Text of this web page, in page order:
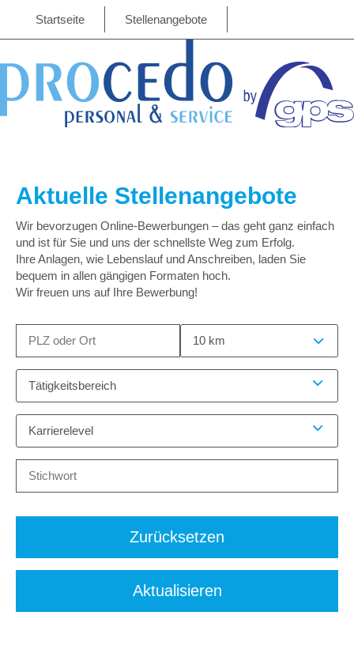
Startseite Stellenangebote
Aktuelle Stellenangebote
Wir bevorzugen Online-Bewerbungen – das geht ganz einfach
und ist für Sie und uns der schnellste Weg zum Erfolg.
Ihre Anlagen, wie Lebenslauf und Anschreiben, laden Sie
bequem in allen gängigen Formaten hoch.
Wir freuen uns auf Ihre Bewerbung!
10 km
Tätigkeitsbereich
Karrierelevel
Zurücksetzen
Aktualisieren